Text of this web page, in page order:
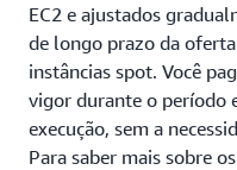
EC2 e ajustados
de longo prazo da
instâncias spot. Você
vigor durante o período
execução, sem a
Para saber mais sobre